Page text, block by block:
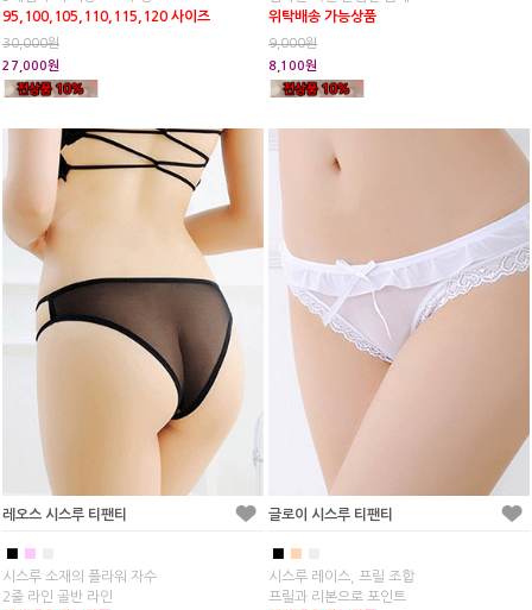
95,100,105,110,115,120 사이즈
30,000원
27,000원
위탁배송 가능상품
9,000원
8,100원
레오스 시스루 티팬티
■
시스루 소재의 플라워 자수
2줄 라인 골반 라인
글로이 시스루 티팬티
■
시스루 레이스, 프릴 조합
프릴과 리본으로 포인트